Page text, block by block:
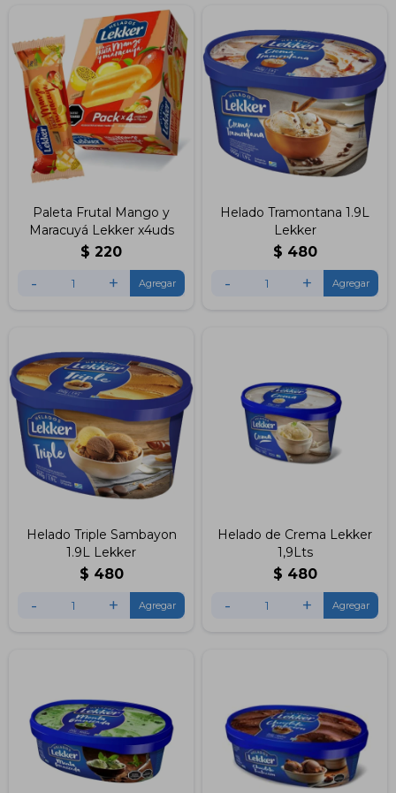
Paleta Frutal Mango y
Maracuyá Lekker x4uds
$ 220
- +
Helado Tramontana 1.9L
Lekker
$ 480
- +
Helado Triple Sambayon
1.9L Lekker
$ 480
- +
Helado de Crema Lekker
1,9Lts
$ 480
- +